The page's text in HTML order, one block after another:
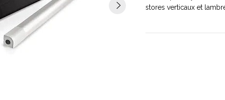
stores verticaux et